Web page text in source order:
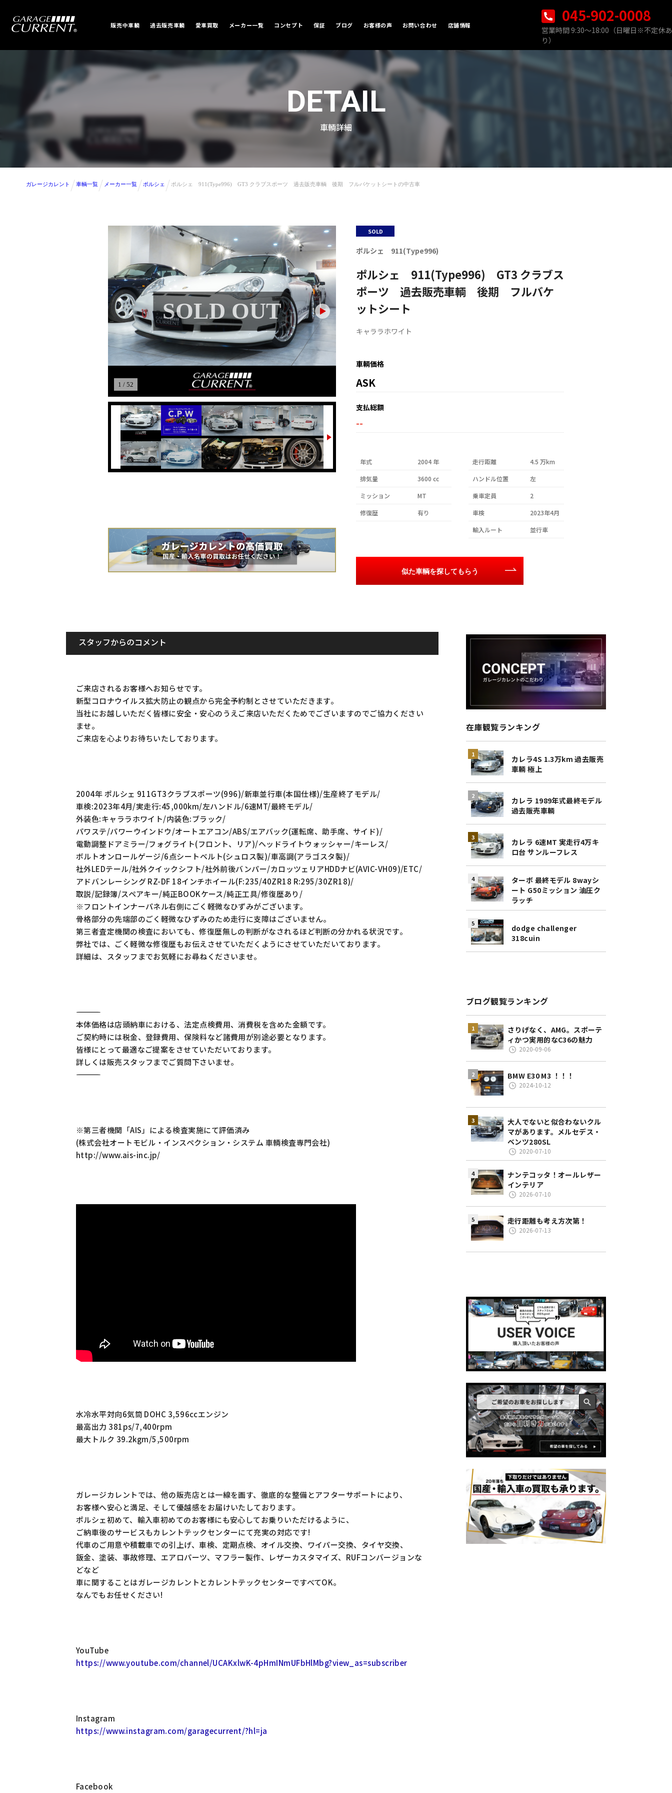
販売中車輌 過去販売車輌 愛車買取 メーカー一覧 コンセプト 保証 ブログ お客様の声 お問い合わせ 店舗情報 045-902-0008
営業時間 9:30〜18:00（日曜日※不定休あ
り）
DETAIL
車輌詳細
ガレージカレント 車輌一覧 メーカー一覧 ポルシェ ポルシェ 911(Type996) GT3 クラブスポーツ 過去販売車輌 後期 フルバケットシートの中古車
SOLD OUT SOLD OUT
1 / 52
SOLD
ポルシェ 911(Type996)
ポルシェ 911(Type996) GT3 クラブス
ポーツ 過去販売車輌 後期 フルバケ
ットシート
キャララホワイト
車輌価格
ASK
支払総額
--
年式
2004 年
排気量
3600 cc
ミッション
MT
修復歴
有り
走行距離
4.5 万km
ハンドル位置
左
乗車定員
2
車検
2023年4月
輸入ルート
並行車
似た車輌を探してもらう
スタッフからのコメント
ご来店されるお客様へお知らせです。
新型コロナウイルス拡大防止の観点から完全予約制とさせていただきます。
当社にお越しいただく皆様に安全・安心のうえご来店いただくためでございますのでご協力ください
ませ。
ご来店を心よりお待ちいたしております。
2004年 ポルシェ 911GT3クラブスポーツ(996)/新車並行車(本国仕様)/生産終了モデル/
車検:2023年4月/実走行:45,000km/左ハンドル/6速MT/最終モデル/
外装色:キャララホワイト/内装色:ブラック/
パワステ/パワーウインドウ/オートエアコン/ABS/エアバック(運転席、助手席、サイド)/
電動調整ドアミラー/フォグライト(フロント、リア)/ヘッドライトウォッシャー/キーレス/
ボルトオンロールゲージ/6点シートベルト(シュロス製)/車高調(アラゴスタ製)/
社外LEDテール/社外クイックシフト/社外前後バンパー/カロッツェリアHDDナビ(AVIC-VH09)/ETC/
アドバンレーシング RZ-DF 18インチホイール(F:235/40ZR18 R:295/30ZR18)/
取説/記録簿/スペアキー/純正BOOKケース/純正工具/修復歴あり/
※フロントインナーパネル右側にごく軽微なひずみがございます。
骨格部分の先端部のごく軽微なひずみのため走行に支障はございません。
第三者査定機関の検査においても、修復歴無しの判断がなされるほど判断の分かれる状況です。
弊社では、ごく軽微な修復歴もお伝えさせていただくようにさせていただいております。
詳細は、スタッフまでお気軽にお尋ねくださいませ。
―――――――――――――――――――――――――――――――――
本体価格は店頭納車における、法定点検費用、消費税を含めた金額です。
ご契約時には税金、登録費用、保険料など諸費用が別途必要となります。
皆様にとって最適なご提案をさせていただいております。
詳しくは販売スタッフまでご質問下さいませ。
―――――――――――――――――――――――――――――――――
※第三者機関「AIS」による検査実施にて評価済み
(株式会社オートモビル・インスペクション・システム 車輌検査専門会社)
http://www.ais-inc.jp/
水冷水平対向6気筒 DOHC 3,596ccエンジン
最高出力 381ps/7,400rpm
最大トルク 39.2kgm/5,500rpm
ガレージカレントでは、他の販売店とは一線を画す、徹底的な整備とアフターサポートにより、
お客様へ安心と満足、そして優越感をお届けいたしております。
ポルシェ初めて、輸入車初めてのお客様にも安心してお乗りいただけるように、
ご納車後のサービスもカレントテックセンターにて充実の対応です!
代車のご用意や積載車での引上げ、車検、定期点検、オイル交換、ワイパー交換、タイヤ交換、
鈑金、塗装、事故修理、エアロパーツ、マフラー製作、レザーカスタマイズ、RUFコンバージョンな
どなど
車に関することはガレージカレントとカレントテックセンターですべてOK。
なんでもお任せください!
YouTube
https://www.youtube.com/channel/UCAKxlwK-4pHmINmUFbHlMbg?view_as=subscriber
Instagram
https://www.instagram.com/garagecurrent/?hl=ja
Facebook
在庫観覧ランキング
カレラ4S 1.3万km 過去販売
車輌 極上
カレラ 1989年式最終モデル
過去販売車輌
カレラ 6速MT 実走行4万キ
ロ台 サンルーフレス
ターボ 最終モデル 8wayシ
ート G50ミッション 油圧ク
ラッチ
dodge challenger
318cuin
ブログ観覧ランキング
さりげなく、AMG。スポーテ
ィかつ実用的なC36の魅力
2020-09-06
BMW E30 M3 ！！！
2024-10-12
大人でないと似合わないクル
マがあります。メルセデス・
ベンツ280SL
2020-07-10
ナンテコッタ！オールレザー
インテリア
2026-07-10
走行距離も考え方次第！
2026-07-13